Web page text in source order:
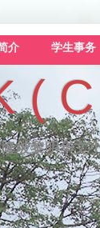
介 学生事务
(
坡黎明华文